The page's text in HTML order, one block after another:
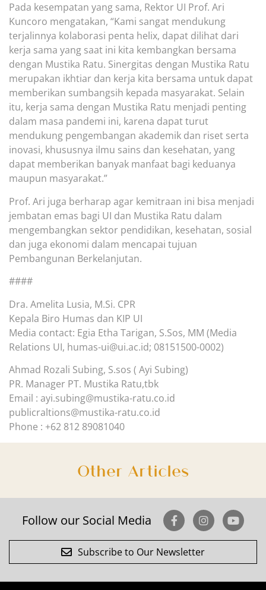
Pada kesempatan yang sama, Rektor UI Prof. Ari
Kuncoro mengatakan, “Kami sangat mendukung
terjalinnya kolaborasi penta helix, dapat dilihat dari
kerja sama yang saat ini kita kembangkan bersama
dengan Mustika Ratu. Sinergitas dengan Mustika Ratu
merupakan ikhtiar dan kerja kita bersama untuk dapat
memberikan sumbangsih kepada masyarakat. Selain
itu, kerja sama dengan Mustika Ratu menjadi penting
dalam masa pandemi ini, karena dapat turut
mendukung pengembangan akademik dan riset serta
inovasi, khususnya ilmu sains dan kesehatan, yang
dapat memberikan banyak manfaat bagi keduanya
maupun masyarakat.”
Prof. Ari juga berharap agar kemitraan ini bisa menjadi
jembatan emas bagi UI dan Mustika Ratu dalam
mengembangkan sektor pendidikan, kesehatan, sosial
dan juga ekonomi dalam mencapai tujuan
Pembangunan Berkelanjutan.
####
Dra. Amelita Lusia, M.Si. CPR
Kepala Biro Humas dan KIP UI
Media contact: Egia Etha Tarigan, S.Sos, MM (Media
Relations UI, humas-ui@ui.ac.id; 08151500-0002)
Ahmad Rozali Subing, S.sos ( Ayi Subing)
PR. Manager PT. Mustika Ratu,tbk
Email : ayi.subing@mustika-ratu.co.id
publicraltions@mustika-ratu.co.id
Phone : +62 812 89081040
Other Articles
Follow our Social Media
Subscribe to Our Newsletter